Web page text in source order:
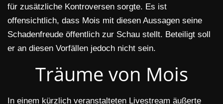
für zusätzliche Kontroversen sorgte. Es ist
offensichtlich, dass Mois mit diesen Aussagen seine
Schadenfreude öffentlich zur Schau stellt. Beteiligt soll
er an diesen Vorfällen jedoch nicht sein.
Träume von Mois
In einem kürzlich veranstalteten Livestream äußerte